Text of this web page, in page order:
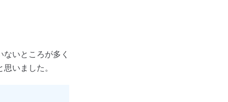
いところが多く
いました。